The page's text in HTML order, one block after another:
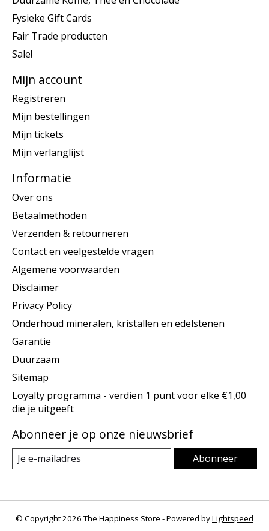
Fysieke Gift Cards
Fair Trade producten
Sale!
Mijn account
Registreren
Mijn bestellingen
Mijn tickets
Mijn verlanglijst
Informatie
Over ons
Betaalmethoden
Verzenden & retourneren
Contact en veelgestelde vragen
Algemene voorwaarden
Disclaimer
Privacy Policy
Onderhoud mineralen, kristallen en edelstenen
Garantie
Duurzaam
Sitemap
Loyalty programma - verdien 1 punt voor elke €1,00
die je uitgeeft
Abonneer je op onze nieuwsbrief
Abonneer
© Copyright 2026 The Happiness Store - Powered byLightspeed